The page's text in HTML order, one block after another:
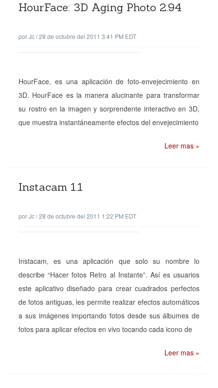
HourFace: 3D Aging Photo 2.94
porJc/28 de octubre del 2011 3:41 PM EDT
HourFace, es una aplicación de foto-envejecimiento en
3D. HourFace es la manera alucinante para transformar
su rostro en la imagen y sorprendente interactivo en 3D,
que muestra instantáneamente efectos del envejecimiento
Leer mas »
Instacam 1.1
porJc/28 de octubre del 2011 1:22 PM EDT
Instacam, es una aplicación que solo su nombre lo
describe “Hacer fotos Retro al Instante”. Así es usuarios
este aplicativo diseñado para crear cuadrados perfectos
de fotos antiguas, les permite realizar efectos automáticos
a sus imágenes importando fotos desde sus álbumes de
fotos para aplicar efectos en vivo tocando cada icono de
Leer mas »